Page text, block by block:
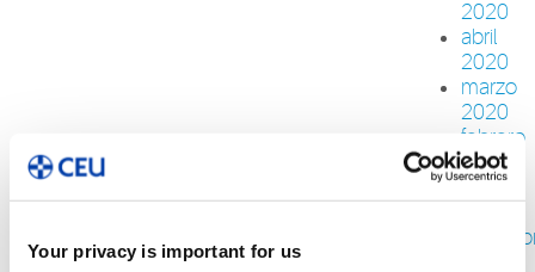
Your privacy is important for us
2020
abril
2020
marzo
2020
febrero
2020
enero